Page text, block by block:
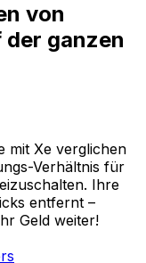
von
ganzen
mit Xe verglichen
Verhältnis für
Ihre
entfernt –
Geld weiter!